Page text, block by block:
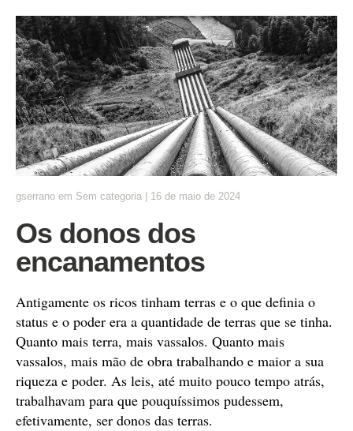
gserrano em Sem categoria 16 de maio de 2024
Os donos dos
encanamentos
Antigamente os ricos tinham terras e o que definia o
status e o poder era a quantidade de terras que se tinha.
Quanto mais terra, mais vassalos. Quanto mais
vassalos, mais mão de obra trabalhando e maior a sua
riqueza e poder. As leis, até muito pouco tempo atrás,
trabalhavam para que pouquíssimos pudessem,
efetivamente, ser donos das terras.